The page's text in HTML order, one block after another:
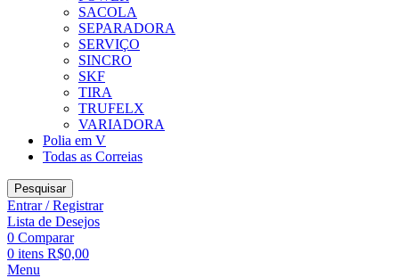
SACOLA
SEPARADORA
SERVIÇO
SINCRO
SKF
TIRA
TRUFELX
VARIADORA
Polia em V
Todas as Correias
Pesquisar
Entrar / Registrar
Lista de Desejos
0 Comparar
0 itens R$0,00
Menu